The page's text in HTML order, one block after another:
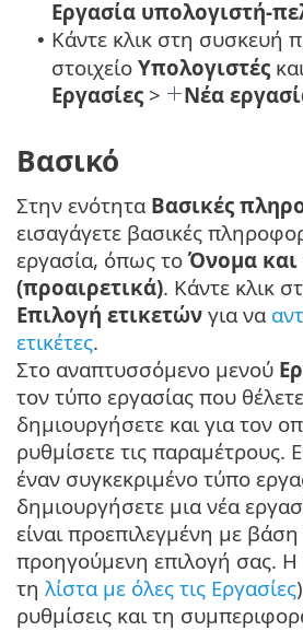
Εργασία υπολογιστή-
• Κάντε κλικ στη συσκευή
στοιχείο Υπολογιστές
Εργασίες > Νέα
Βασικό
Στην ενότητα Βασικές
εισαγάγετε βασικές
εργασία, όπως το Όνομα και
(προαιρετικά). Κάντε κλικ
Επιλογή ετικετών για να
ετικέτες.
Στο αναπτυσσόμενο μενού
τον τύπο εργασίας που
δημιουργήσετε και για τον
ρυθμίσετε τις παραμέτρους.
έναν συγκεκριμένο τύπο
δημιουργήσετε μια νέα
είναι προεπιλεγμένη με
προηγούμενη επιλογή σας. Η
τη λίστα με όλες τις Εργασίες
ρυθμίσεις και τη